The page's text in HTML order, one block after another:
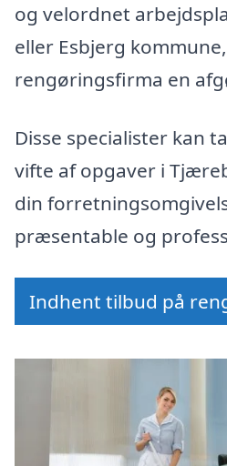
og velordnet
eller Esbjerg
rengøringsfirma en
Disse specialister kan
vifte af opgaver i
din
præsentable og
Indhent tilbud på